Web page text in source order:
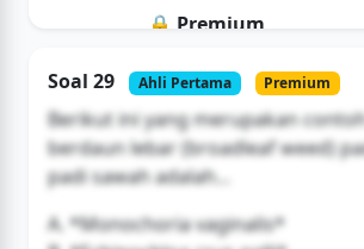
🔒 Premium
Buka Akses
Soal 29 Ahli Pertama Premium
Berikut ini yang merupakan
berdaun lebar (broadleaf weed)
padi sawah adalah...
A. *Monochoria vaginalis*